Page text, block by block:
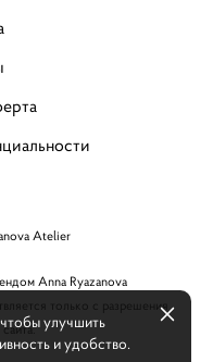
Atelier
Anna Ryazanova
только с разрешения
улучшить
и удобство.